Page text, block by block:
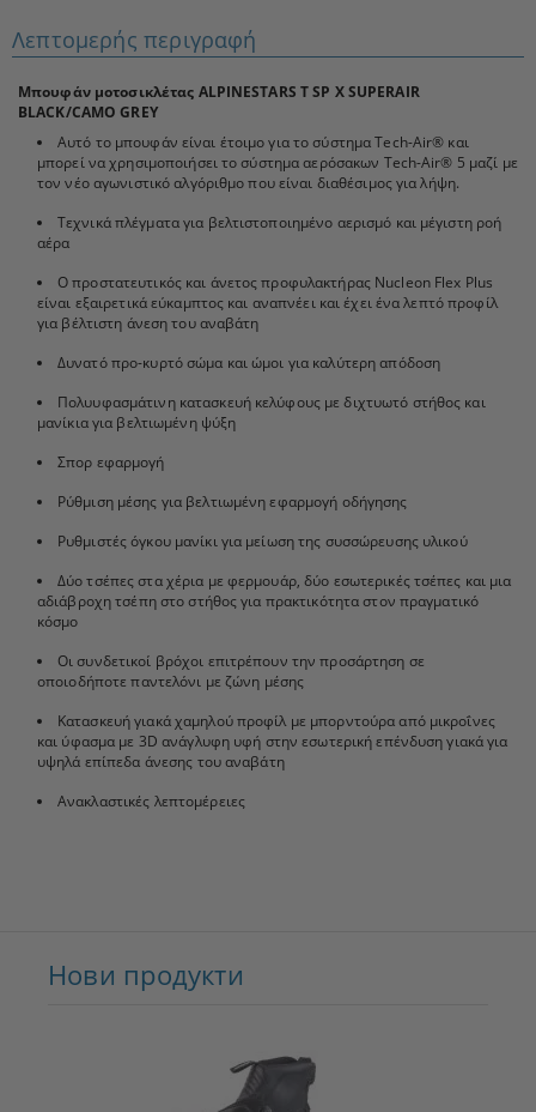
Λεπτομερής περιγραφή
Μπουφάν μοτοσικλέτας ALPINESTARS T SP X SUPERAIR
BLACK/CAMO GREY
Αυτό το μπουφάν είναι έτοιμο για το σύστημα Tech-Air® και
μπορεί να χρησιμοποιήσει το σύστημα αερόσακων Tech-Air® 5 μαζί με
τον νέο αγωνιστικό αλγόριθμο που είναι διαθέσιμος για λήψη.
Τεχνικά πλέγματα για βελτιστοποιημένο αερισμό και μέγιστη ροή
αέρα
Ο προστατευτικός και άνετος προφυλακτήρας Nucleon Flex Plus
είναι εξαιρετικά εύκαμπτος και αναπνέει και έχει ένα λεπτό προφίλ
για βέλτιστη άνεση του αναβάτη
Δυνατό προ-κυρτό σώμα και ώμοι για καλύτερη απόδοση
Πολυυφασμάτινη κατασκευή κελύφους με διχτυωτό στήθος και
μανίκια για βελτιωμένη ψύξη
Σπορ εφαρμογή
Ρύθμιση μέσης για βελτιωμένη εφαρμογή οδήγησης
Ρυθμιστές όγκου μανίκι για μείωση της συσσώρευσης υλικού
Δύο τσέπες στα χέρια με φερμουάρ, δύο εσωτερικές τσέπες και μια
αδιάβροχη τσέπη στο στήθος για πρακτικότητα στον πραγματικό
κόσμο
Οι συνδετικοί βρόχοι επιτρέπουν την προσάρτηση σε
οποιοδήποτε παντελόνι με ζώνη μέσης
Κατασκευή γιακά χαμηλού προφίλ με μπορντούρα από μικροΐνες
και ύφασμα με 3D ανάγλυφη υφή στην εσωτερική επένδυση γιακά για
υψηλά επίπεδα άνεσης του αναβάτη
Ανακλαστικές λεπτομέρειες
Нови продукти